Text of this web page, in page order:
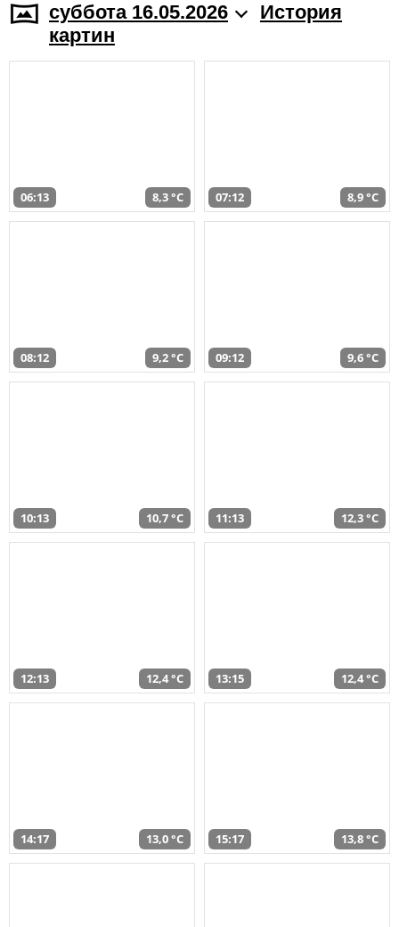
суббота 16.05.2026
История
картин
06:13 8,3 °C 07:12 8,9 °C
08:12 9,2 °C 09:12 9,6 °C
10:13 10,7 °C 11:13 12,3 °C
12:13 12,4 °C 13:15 12,4 °C
14:17 13,0 °C 15:17 13,8 °C